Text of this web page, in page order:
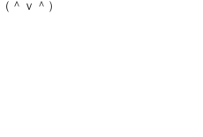
＾ｖ＾）